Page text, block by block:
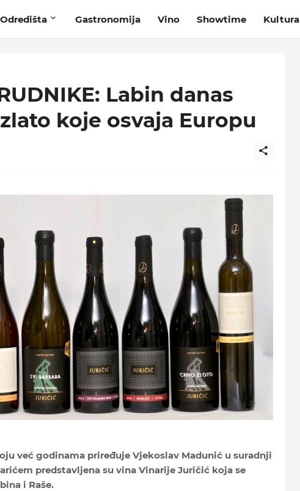
Odredišta Gastronomija Vino Showtime Kultura
Labin danas
koje osvaja Europu
već godinama priređuje Vjekoslav Madunić u suradnji
predstavljena su vina Vinarije Juričić koja se
i Raše.